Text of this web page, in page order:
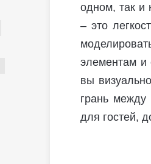
одном, так и
– это
элементам и
вы
грань между
для гостей,